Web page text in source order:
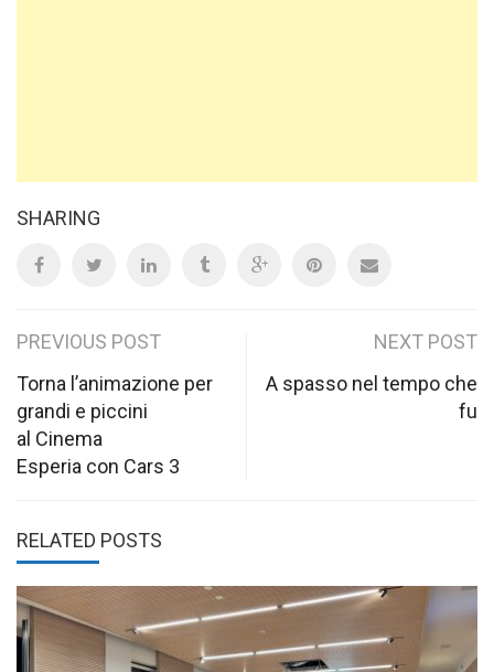
SHARING
Post
navigation
PREVIOUS POST
Torna l’animazione per
grandi e piccini
al Cinema
Esperia con Cars 3
NEXT POST
A spasso nel tempo che
fu
RELATED POSTS